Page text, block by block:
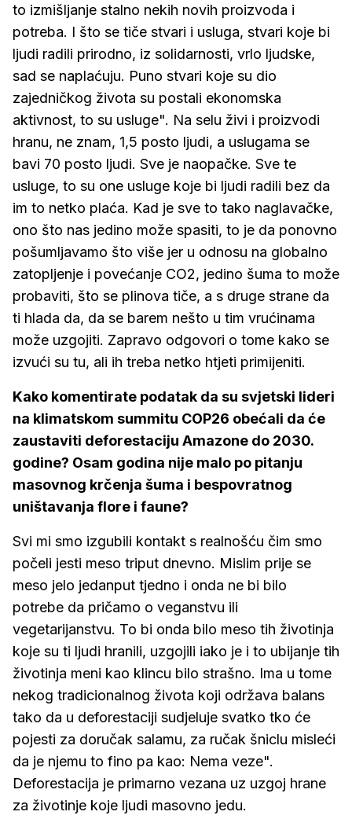
to izmišljanje stalno nekih novih proizvoda i
potreba. I što se tiče stvari i usluga, stvari koje bi
ljudi radili prirodno, iz solidarnosti, vrlo ljudske,
sad se naplaćuju. Puno stvari koje su dio
zajedničkog života su postali ekonomska
aktivnost, to su usluge". Na selu živi i proizvodi
hranu, ne znam, 1,5 posto ljudi, a uslugama se
bavi 70 posto ljudi. Sve je naopačke. Sve te
usluge, to su one usluge koje bi ljudi radili bez da
im to netko plaća. Kad je sve to tako naglavačke,
ono što nas jedino može spasiti, to je da ponovno
pošumljavamo što više jer u odnosu na globalno
zatopljenje i povećanje CO2, jedino šuma to može
probaviti, što se plinova tiče, a s druge strane da
ti hlada da, da se barem nešto u tim vrućinama
može uzgojiti. Zapravo odgovori o tome kako se
izvući su tu, ali ih treba netko htjeti primijeniti.
Kako komentirate podatak da su svjetski lideri
na klimatskom summitu COP26 obećali da će
zaustaviti deforestaciju Amazone do 2030.
godine? Osam godina nije malo po pitanju
masovnog krčenja šuma i bespovratnog
uništavanja flore i faune?
Svi mi smo izgubili kontakt s realnošću čim smo
počeli jesti meso triput dnevno. Mislim prije se
meso jelo jedanput tjedno i onda ne bi bilo
potrebe da pričamo o veganstvu ili
vegetarijanstvu. To bi onda bilo meso tih životinja
koje su ti ljudi hranili, uzgojili iako je i to ubijanje tih
životinja meni kao klincu bilo strašno. Ima u tome
nekog tradicionalnog života koji održava balans
tako da u deforestaciji sudjeluje svatko tko će
pojesti za doručak salamu, za ručak šniclu misleći
da je njemu to fino pa kao: Nema veze".
Deforestacija je primarno vezana uz uzgoj hrane
za životinje koje ljudi masovno jedu.